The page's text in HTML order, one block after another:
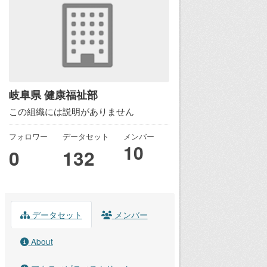
岐阜県 健康福祉部
この組織には説明がありません
フォロワー
0
データセット
132
メンバー
10
データセット メンバー
About